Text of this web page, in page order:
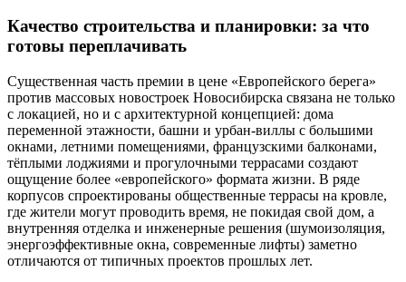
Качество строительства и планировки: за что
готовы переплачивать
Существенная часть премии в цене «Европейского берега»
против массовых новостроек Новосибирска связана не только
с локацией, но и с архитектурной концепцией: дома
переменной этажности, башни и урбан-виллы с большими
окнами, летними помещениями, французскими балконами,
тёплыми лоджиями и прогулочными террасами создают
ощущение более «европейского» формата жизни. В ряде
корпусов спроектированы общественные террасы на кровле,
где жители могут проводить время, не покидая свой дом, а
внутренняя отделка и инженерные решения (шумоизоляция,
энергоэффективные окна, современные лифты) заметно
отличаются от типичных проектов прошлых лет.